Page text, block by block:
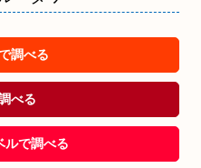
調べる
べる
ルで調べる